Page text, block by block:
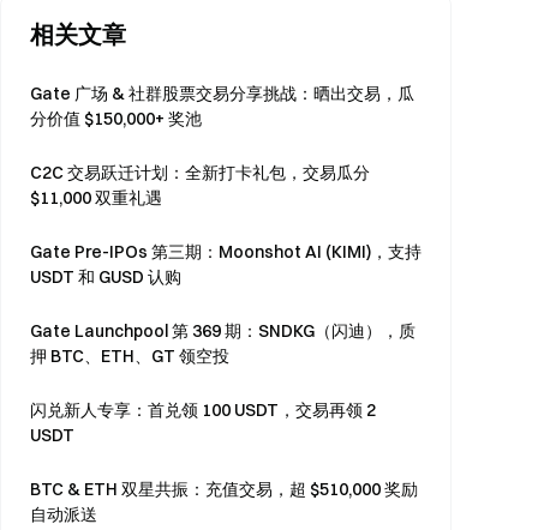
相关文章
Gate 广场 & 社群股票交易分享挑战：晒出交易，瓜
分价值 $150,000+ 奖池
C2C 交易跃迁计划：全新打卡礼包，交易瓜分
$11,000 双重礼遇
Gate Pre-IPOs 第三期：Moonshot AI (KIMI)，支持
USDT 和 GUSD 认购
Gate Launchpool 第 369 期：SNDKG（闪迪），质
押 BTC、ETH、GT 领空投
闪兑新人专享：首兑领 100 USDT，交易再领 2
USDT
BTC & ETH 双星共振：充值交易，超 $510,000 奖励
自动派送